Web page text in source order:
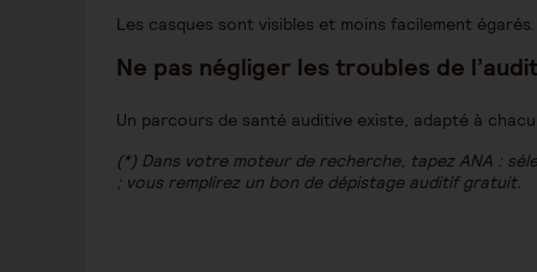
Les casques sont visibles et moins facilement égarés.
Ne pas négliger les troubles de l’
Un parcours de santé auditive existe, adapté à
(*) Dans votre moteur de recherche, tapez ANA :
; vous remplirez un bon de dépistage auditif gratuit.